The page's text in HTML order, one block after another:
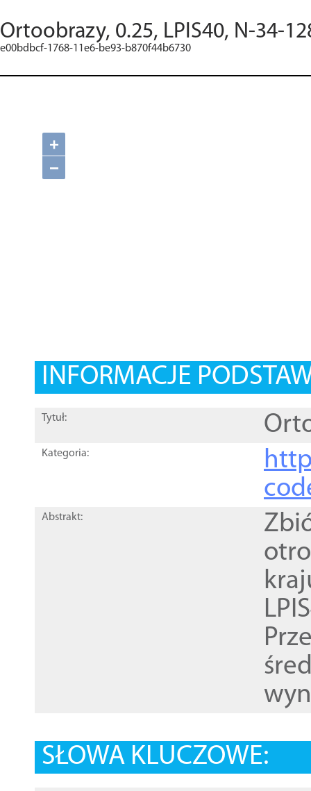
Ortoobrazy, 0.25, LPIS40, N-34-
e00bdbcf-1768-11e6-be93-b870f44b6730
+
−
INFORMACJE
Tytuł:
Kategoria:
Abstrakt:
SŁOWA KLUCZOWE: